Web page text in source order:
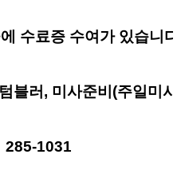
수료증 수여가 있습니
블러, 미사준비(주일미사
285-1031